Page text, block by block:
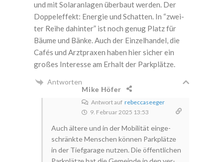
und mit Solar­an­la­gen über­baut wer­den. Der
Dop­pel­ef­fekt: Ener­gie und Schat­ten. In “zwei­
ter Rei­he dahin­ter” ist noch genug Platz für
Bäu­me und Bän­ke. Auch der Ein­zel­han­del, die
Cafés und Arzt­pra­xen haben hier sicher ein
gro­ßes Inter­es­se am Erhalt der Parkplätze.
Antworten
Mike Höfer
Antwort aufrebeccaseeger
9. Februar 2025 13:53
Auch älte­re und in der Mobi­li­tät ein­ge­
schränk­te Men­schen kön­nen Park­plät­ze
in der Tief­ga­ra­ge nut­zen. Die öffent­li­chen